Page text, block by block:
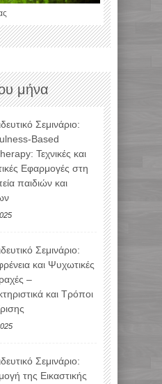
μήνα
Σεμινάριο:
Based
Τεχνικές και
Εφαρμογές στη
παιδιών και
Σεμινάριο:
και Ψυχωτικές
–
και Τρόποι
Σεμινάριο:
της Εικαστικής